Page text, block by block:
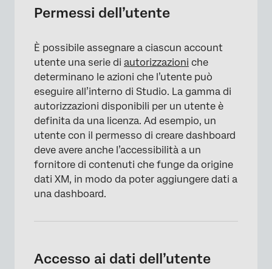
Manager dell’accessibilità dei dati
Aggiornamenti massivi degli utenti
Messaggi di errore
Visualizzazione di Studio come altro utente
FAQs
Permessi dell’utente
È possibile assegnare a ciascun account
utente una serie di autorizzazioni che
determinano le azioni che l’utente può
eseguire all’interno di Studio. La gamma di
autorizzazioni disponibili per un utente è
definita da una licenza. Ad esempio, un
utente con il permesso di creare dashboard
deve avere anche l’accessibilità a un
fornitore di contenuti che funge da origine
dati XM, in modo da poter aggiungere dati a
una dashboard.
Accesso ai dati dell’utente